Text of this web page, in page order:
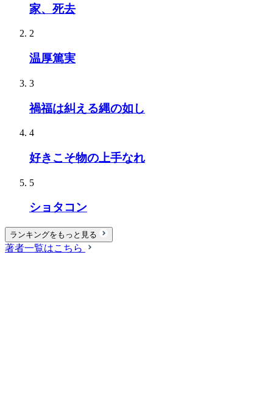
家、死去
2
温厚篤実
3
禍福は糾える縄の如し
4
好きこそ物の上手なれ
5
ショタコン
ランキングをもっと見る
著者一覧はこちら